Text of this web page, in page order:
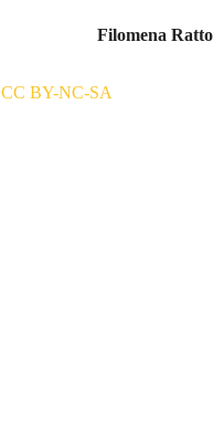
Filomena Ratto
CC BY-NC-SA